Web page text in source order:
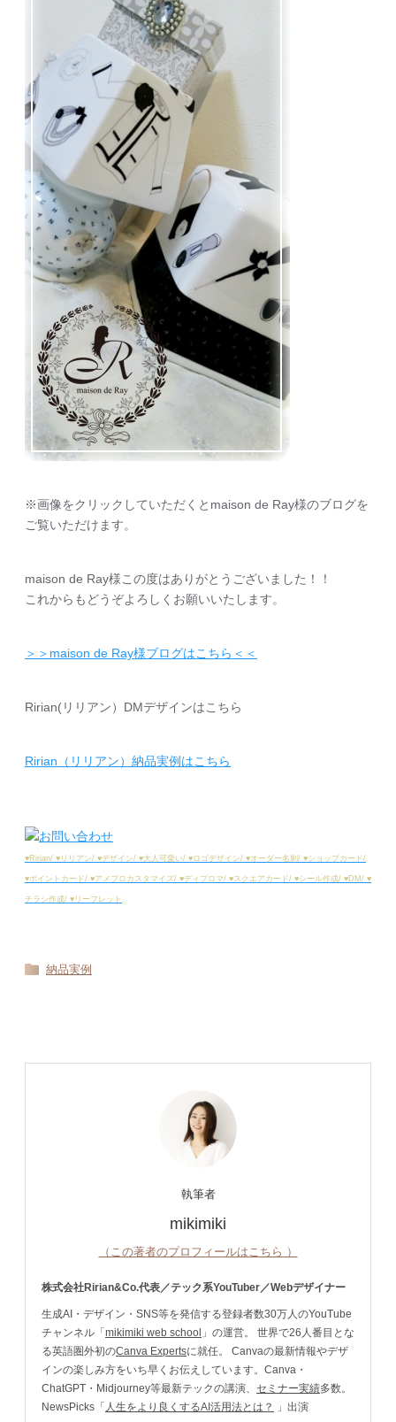
※画像をクリックしていただくとmaison de Ray様のブログを
ご覧いただけます。
maison de Ray様この度はありがとうございました！！
これからもどうぞよろしくお願いいたします。
＞＞maison de Ray様ブログはこちら＜＜
Ririan(リリアン）DMデザインはこちら
Ririan（リリアン）納品実例はこちら
♥︎Ririan/ ♥︎リリアン/ ♥︎デザイン/ ♥︎大人可愛い/ ♥︎ロゴデザイン/ ♥︎オーダー名刺/ ♥︎ショップカード/
♥︎ポイントカード/ ♥︎アメブロカスタマイズ/ ♥︎ディプロマ/ ♥︎スクエアカード/ ♥︎シール作成/ ♥︎DM/ ♥︎
チラシ作成/ ♥︎リーフレット
納品実例
執筆者
mikimiki
（この著者のプロフィールはこちら ）
株式会社Ririan&Co.代表／テック系YouTuber／Webデザイナー
生成AI・デザイン・SNS等を発信する登録者数30万人のYouTube
チャンネル「mikimiki web school 」の運営。 世界で26人番目とな
る英語圏外初のCanva Expertsに就任。 Canvaの最新情報やデザ
インの楽しみ方をいち早くお伝えしています。Canva・
ChatGPT・Midjourney等最新テックの講演、 セミナー実績多数。
NewsPicks「 人生をより良くするAI活用法とは？ 」出演